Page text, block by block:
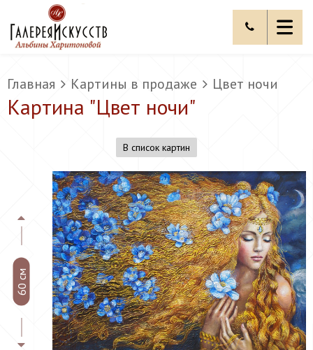
Главная Картины в продаже Цвет ночи
Картина "Цвет ночи"
В список картин
60 см